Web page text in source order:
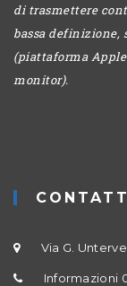
di trasmettere
bassa definizione,
(piattaforma
monitor).
Via G.
Informazioni